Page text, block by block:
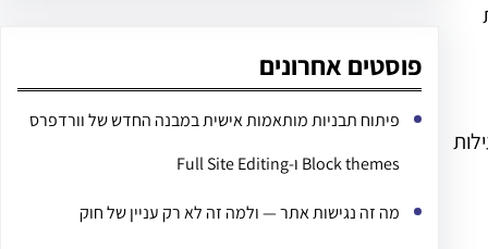
פוסטים אחרונים
פיתוח תבניות מותאמות אישית במבנה החדש של וורדפרס
Block themes ו-Full Site Editing
מה זה נגישות אתר — ולמה זה לא רק עניין של חוק